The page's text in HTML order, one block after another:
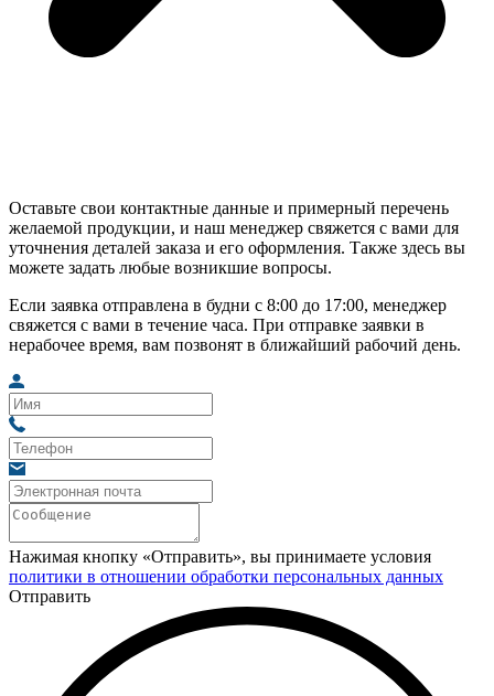
Оставьте свои контактные данные и примерный перечень
желаемой продукции, и наш менеджер свяжется с вами для
уточнения деталей заказа и его оформления. Также здесь вы
можете задать любые возникшие вопросы.
Если заявка отправлена в будни с 8:00 до 17:00, менеджер
свяжется с вами в течение часа. При отправке заявки в
нерабочее время, вам позвонят в ближайший рабочий день.
Нажимая кнопку «Отправить», вы принимаете условия
политики в отношении обработки персональных данных
Отправить